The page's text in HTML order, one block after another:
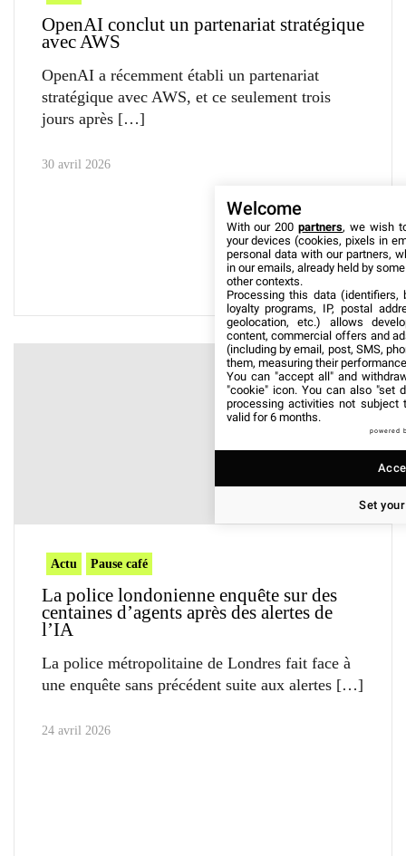
OpenAI conclut un partenariat stratégique
avec AWS
OpenAI a récemment établi un partenariat
stratégique avec AWS, et ce seulement trois
jours après
30 avril 2026
Actu Pause café
La police londonienne enquête sur des
centaines d’agents après des alertes de
l’IA
La police métropolitaine de Londres fait face à
une enquête sans précédent suite aux alertes
24 avril 2026
Welcome
With our 200partners, we wish
your devices (cookies, pixels in
personal data with our partners,
in our emails, already held by
other contexts.
Processing this data (identifiers,
loyalty programs, IP, postal
geolocation, etc.) allows
content, commercial offers and
(including by email, post, SMS,
them, measuring their
You can "accept all" and
"cookie" icon. You can also "set
processing activities not subject
valid for 6 months.
powered
Set